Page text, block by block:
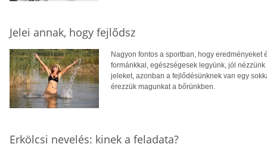
Jelei annak, hogy fejlődsz
Nagyon fontos a sportban, hogy
formánkkal, egészségesek legyünk, jól
jeleket, azonban a fejlődésünknek van egy
érezzük magunkat a bőrünkben.
Erkölcsi nevelés: kinek a feladata?